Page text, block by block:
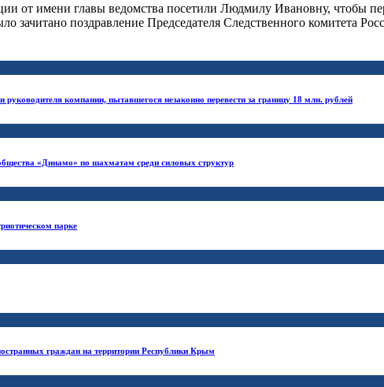
от имени главы ведомства посетили Людмилу Ивановну, чтобы
зачитано поздравление Председателя Следственного комитета
компании, пытавшегося незаконно перевести за границу 18 млн. рублей
«Динамо» по шахматам среди силовых структур
парке
граждан на территории Республики Крым